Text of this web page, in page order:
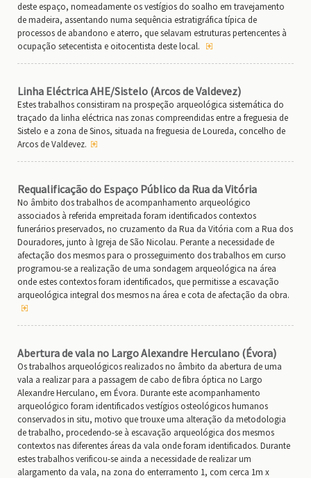
deste espaço, nomeadamente os vestígios do soalho em travejamento
de madeira, assentando numa sequência estratigráfica típica de
processos de abandono e aterro, que selavam estruturas pertencentes à
ocupação setecentista e oitocentista deste local.
Linha Eléctrica AHE/Sistelo (Arcos de Valdevez)
Estes trabalhos consistiram na prospeção arqueológica sistemática do
traçado da linha eléctrica nas zonas compreendidas entre a freguesia de
Sistelo e a zona de Sinos, situada na freguesia de Loureda, concelho de
Arcos de Valdevez.
Requalificação do Espaço Público da Rua da Vitória
No âmbito dos trabalhos de acompanhamento arqueológico
associados à referida empreitada foram identificados contextos
funerários preservados, no cruzamento da Rua da Vitória com a Rua dos
Douradores, junto à Igreja de São Nicolau. Perante a necessidade de
afectação dos mesmos para o prosseguimento dos trabalhos em curso
programou-se a realização de uma sondagem arqueológica na área
onde estes contextos foram identificados, que permitisse a escavação
arqueológica integral dos mesmos na área e cota de afectação da obra.
Abertura de vala no Largo Alexandre Herculano (Évora)
Os trabalhos arqueológicos realizados no âmbito da abertura de uma
vala a realizar para a passagem de cabo de fibra óptica no Largo
Alexandre Herculano, em Évora. Durante este acompanhamento
arqueológico foram identificados vestígios osteológicos humanos
conservados in situ, motivo que trouxe uma alteração da metodologia
de trabalho, procedendo-se à escavação arqueológica dos mesmos
contextos nas diferentes áreas da vala onde foram identificados. Durante
estes trabalhos verificou-se ainda a necessidade de realizar um
alargamento da vala, na zona do enterramento 1, com cerca 1m x